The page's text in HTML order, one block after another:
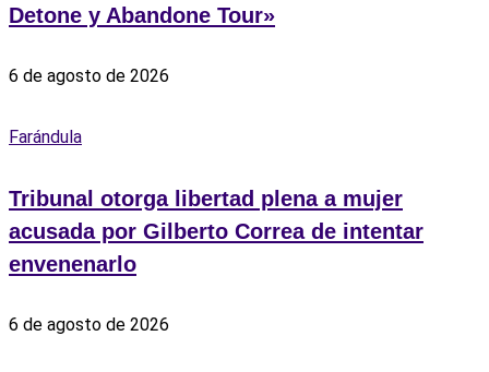
Detone y Abandone Tour»
6 de agosto de 2026
Farándula
Tribunal otorga libertad plena a mujer
acusada por Gilberto Correa de intentar
envenenarlo
6 de agosto de 2026